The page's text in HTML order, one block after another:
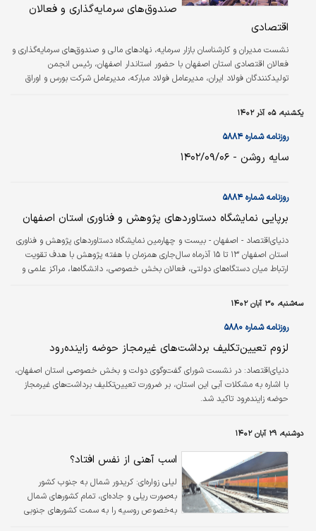
صندوق‌های سرمایه‌گذاری و فعالان
اقتصادی
نشست مدیران و کارشناسان بازار سرمایه، نهادهای مالی و صندوق‌های سرمایه‌گذاری و
فعالان اقتصادی استان اصفهان با حضور استاندار اصفهان، رئیس انجمن
تولیدکنندگان فولاد ایران، مدیرعامل فولاد مبارکه، مدیرعامل شرکت بورس و اوراق
یکشنبه، ۰۵ آذر ۱۴۰۲
روزنامه شماره ۵۸۸۴
سایه روشن - ۱۴۰۲/۰۹/۰۶
روزنامه شماره ۵۸۸۴
برپایی نمایشگاه دستاوردهای پژوهش و فناوری استان اصفهان
دنیای‌اقتصاد - اصفهان - بیست و چهارمین نمایشگاه دستاوردهای پژوهش و فناوری
استان اصفهان ۱۳ تا ۱۵ آذرماه سال‌جاری همزمان با هفته پژوهش با هدف تقویت
ارتباط میان دستگاه‌‌‌های دولتی، فعالان بخش خصوصی، دانشگاه‌‌‌ها، مراکز علمی و
سه‌شنبه، ۳۰ آبان ۱۴۰۲
روزنامه شماره ۵۸۸۰
لزوم تعیین‌تکلیف برداشت‌‌‌های غیرمجاز حوضه زاینده‌‌‌رود
دنیای‌اقتصاد: در نشست شورای گفت‌‌‌وگوی دولت و بخش خصوصی استان اصفهان،
با اشاره به مشکلات آبی این استان، بر ضرورت تعیین‌تکلیف برداشت‌‌‌های غیرمجاز
حوضه زاینده‌‌‌رود تاکید شد.
دوشنبه، ۲۹ آبان ۱۴۰۲
اسب آهنی از نفس افتاد؟
لیلی زواره‌ای: کریدور شمال به جنوب کشور
به‌صورت ریلی و جاد‌ه‌ای، تمام کشورهای شمال
به‌خصوص روسیه را به سمت کشورهای جنوبی